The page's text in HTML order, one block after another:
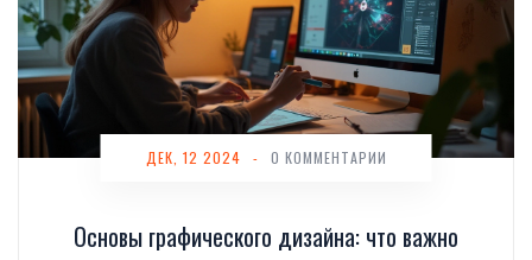
Основы графического дизайна: что важно
ДЕК, 12 2024 - 0 КОММЕНТАРИИ